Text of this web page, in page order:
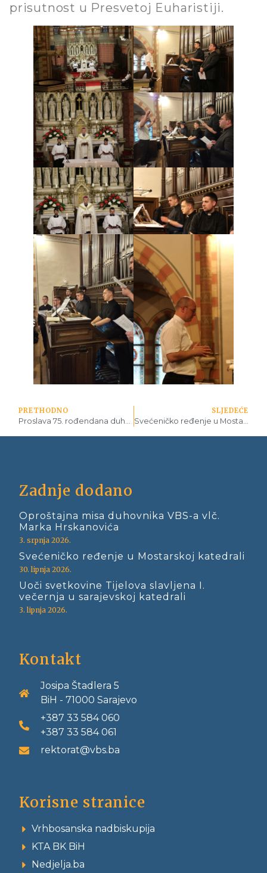
prisutnost u Presvetoj Euharistiji.
PRETHODNO
Proslava 75. rođendana duhovnika vlč. Marka Hrskanovića
SLJEDEĆE
Svećeničko ređenje u Mostarskoj katedrali
Zadnje dodano
Oproštajna misa duhovnika VBS-a vlč.
Marka Hrskanovića
3. srpnja 2026.
Svećeničko ređenje u Mostarskoj katedrali
30. lipnja 2026.
Uoči svetkovine Tijelova slavljena I.
večernja u sarajevskoj katedrali
3. lipnja 2026.
Kontakt
Josipa Štadlera 5
BiH - 71000 Sarajevo
+387 33 584 060
+387 33 584 061
rektorat@vbs.ba
Korisne stranice
Vrhbosanska nadbiskupija
KTA BK BiH
Nedjelja.ba